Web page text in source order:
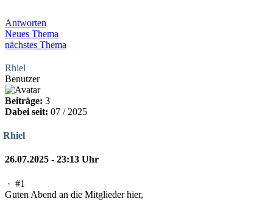
Antworten
Neues Thema
nächstes Thema
Rhiel
Benutzer
Beiträge: 3
Dabei seit: 07 / 2025
Rhiel
26.07.2025 - 23:13 Uhr
· #1
Guten Abend an die Mitglieder hier,